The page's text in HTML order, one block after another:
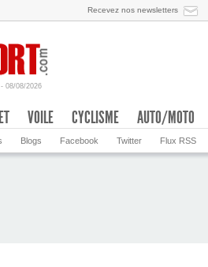
Recevez nos newsletters
08/08/2026
Blogs Facebook Twitter Flux RSS
VOILE CYCLISME AUTO/MOTO